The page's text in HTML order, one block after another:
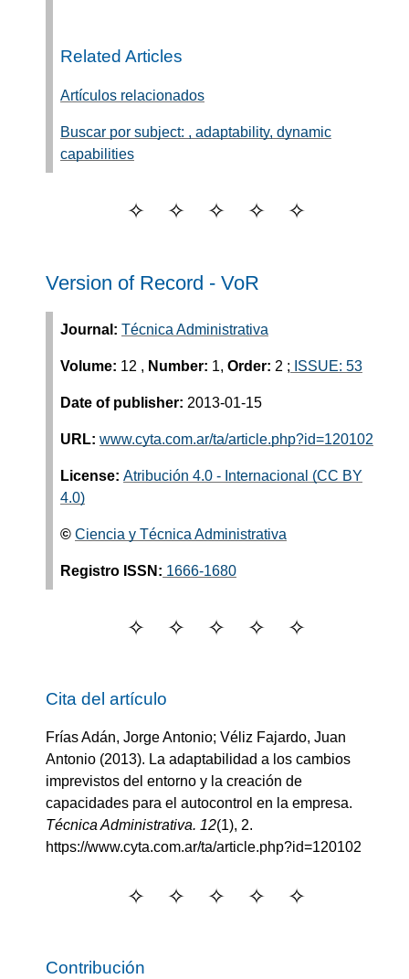
Related Articles
Artículos relacionados
Buscar por subject: , adaptability, dynamic
capabilities
Version of Record - VoR
Journal: Técnica Administrativa
Volume: 12 , Number: 1, Order: 2 ; ISSUE: 53
Date of publisher: 2013-01-15
URL: www.cyta.com.ar/ta/article.php?id=120102
License: Atribución 4.0 - Internacional (CC BY
4.0)
© Ciencia y Técnica Administrativa
Registro ISSN: 1666-1680
Cita del artículo
Frías Adán, Jorge Antonio; Véliz Fajardo, Juan
Antonio (2013). La adaptabilidad a los cambios
imprevistos del entorno y la creación de
capacidades para el autocontrol en la empresa.
Técnica Administrativa. 12(1), 2.
https://www.cyta.com.ar/ta/article.php?id=120102
Contribución